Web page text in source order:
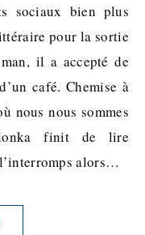
sociaux bien plus
pour la sortie
il a accepté de
café. Chemise à
nous nous sommes
finit de lire
alors…